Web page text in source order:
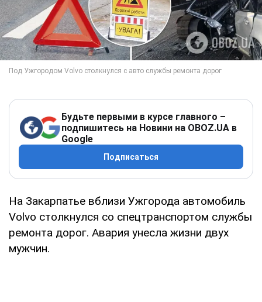
Будьте первыми в курсе главного –
подпишитесь на Новини на OBOZ.UA в
Google
Подписаться
На Закарпатье вблизи Ужгорода автомобиль
Volvo столкнулся со спецтранспортом службы
ремонта дорог. Авария унесла жизни двух
мужчин.